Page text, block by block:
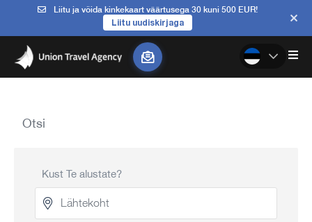
Liitu ja võida kinkekaart väärtusega 30 kuni 500 EUR!
Liitu uudiskirjaga
Otsi
Kust Te alustate?